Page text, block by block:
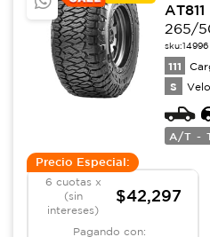
AT811
265/
sku:14996
111
S
A/T -
Precio Especial:
6 cuotas x
(sin
intereses)
$42,297
Pagando con: